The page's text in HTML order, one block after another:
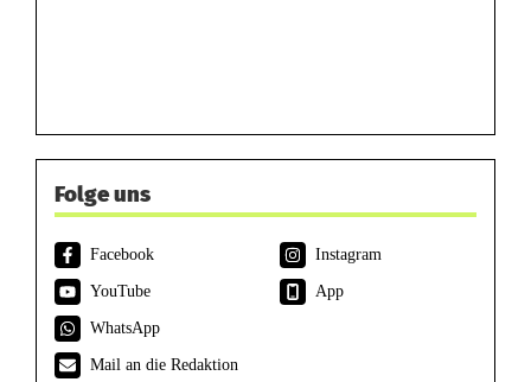
Folge uns
Facebook
Instagram
YouTube
App
WhatsApp
Mail an die Redaktion